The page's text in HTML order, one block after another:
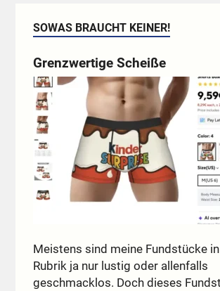
SOWAS BRAUCHT KEINER!
Grenzwertige Scheiße
Meistens sind meine Fundstücke
Rubrik ja nur lustig oder allenfalls
geschmacklos. Doch dieses